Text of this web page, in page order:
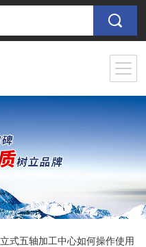
立式五轴加工中心如何操作使用